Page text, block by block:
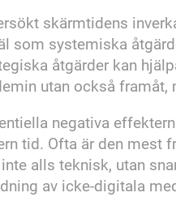
skärmtidens
som systemiska
åtgärder kan
utan också
negativa
tid. Ofta är den mest
alls teknisk, utan
av icke-digitala